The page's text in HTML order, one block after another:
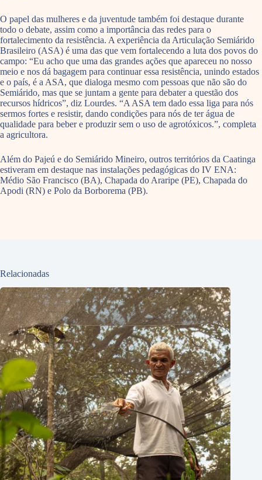
O papel das mulheres e da juventude também foi destaque durante
todo o debate, assim como a importância das redes para o
fortalecimento da resistência. A experiência da Articulação Semiárido
Brasileiro (ASA) é uma das que vem fortalecendo a luta dos povos do
campo: “Eu acho que uma das grandes ações que apareceu no nosso
meio e nos dá bagagem para continuar essa resistência, unindo estados
e o país, é a ASA, que dialoga mesmo com pessoas que não são do
Semiárido, mas que se juntam a gente para debater a questão dos
recursos hídricos”, diz Lourdes. “A ASA tem dado essa liga para nós
sermos fortes e resistir, dando condições para nós de ter água de
qualidade para beber e produzir sem o uso de agrotóxicos.”, completa
a agricultora.
Além do Pajeú e do Semiárido Mineiro, outros territórios da Caatinga
estiveram em destaque nas instalações pedagógicas do IV ENA:
Médio São Francisco (BA), Chapada do Araripe (PE), Chapada do
Apodi (RN) e Polo da Borborema (PB).
Relacionadas